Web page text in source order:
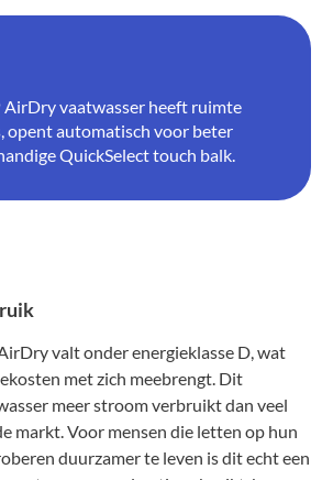
AirDry vaatwasser heeft ruimte
opent automatisch voor beter
QuickSelect touch balk.
valt onder energieklasse D, wat
met zich meebrengt. Dit
meer stroom verbruikt dan veel
markt. Voor mensen die letten op hun
duurzamer te leven is dit echt een